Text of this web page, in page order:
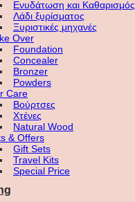
Ενυδάτωση και Καθαρισμός
Λάδι ξυρίσματος
Ξυριστικές μηχανές
Over
Foundation
Concealer
Bronzer
Powders
Care
Βούρτσες
Χτένες
Natural Wood
& Offers
Gift Sets
Travel Kits
Special Price